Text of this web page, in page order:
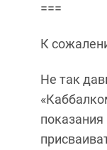
===
К
Не так
показания